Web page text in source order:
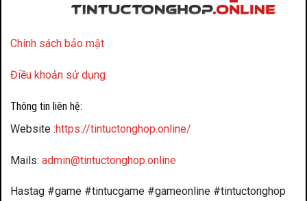
Chính sách bảo mật
Điều khoản sử dụng
Thông tin liên hệ:
Website :https://tintuctonghop.online/
Mails: admin@tintuctonghop.online
Hastag #game #tintucgame #gameonline #tintuctonghop